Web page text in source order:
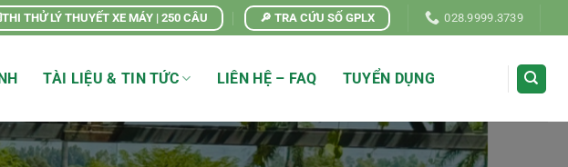
THỬ LÝ THUYẾT XE MÁY | 250 CÂU 🔎 TRA CỨU SỐ GPLX 028.9999.3739
TÀI LIỆU & TIN TỨC LIÊN HỆ – FAQ TUYỂN DỤNG